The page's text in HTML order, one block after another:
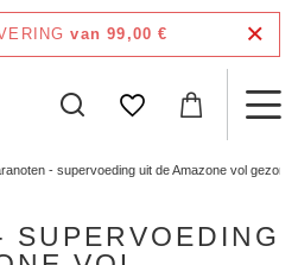
van 99,00 €
- supervoeding uit de Amazone vol
SUPERVOEDING